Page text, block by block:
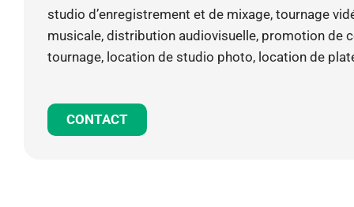
studio d’enregistrement et de mixage, tournage
musicale, distribution audiovisuelle, promotion de
tournage, location de studio photo, location de
CONTACT